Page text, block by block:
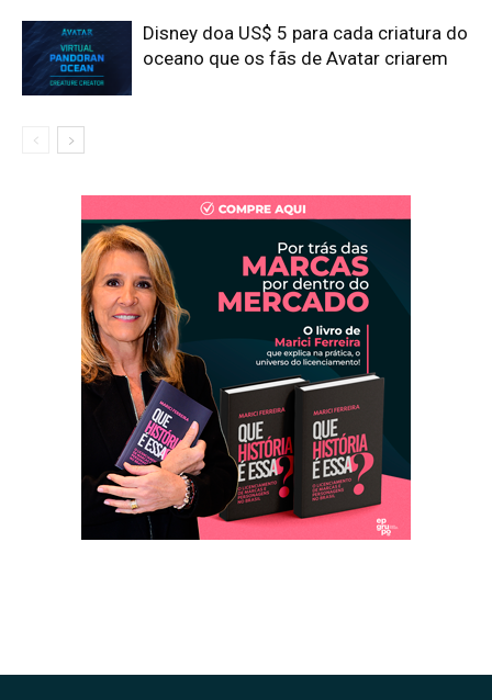
Disney doa US$ 5 para cada criatura do
oceano que os fãs de Avatar criarem